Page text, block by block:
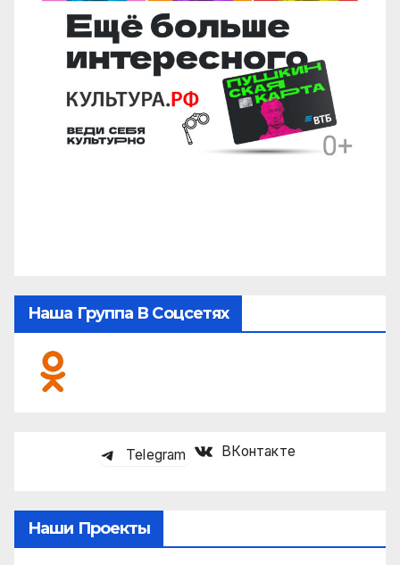
Наша Группа В Соцсетях
Telegram ВКонтакте
Наши Проекты